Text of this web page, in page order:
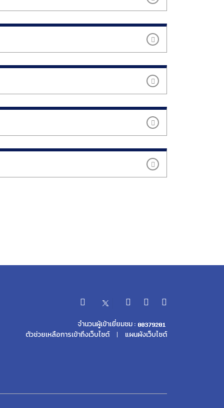
จำนวนผู้เข้าเยี่ยมชม :
ตัวช่วยเหลือการเข้าถึงเว็บไซต์
แผนผังเว็บไซต์